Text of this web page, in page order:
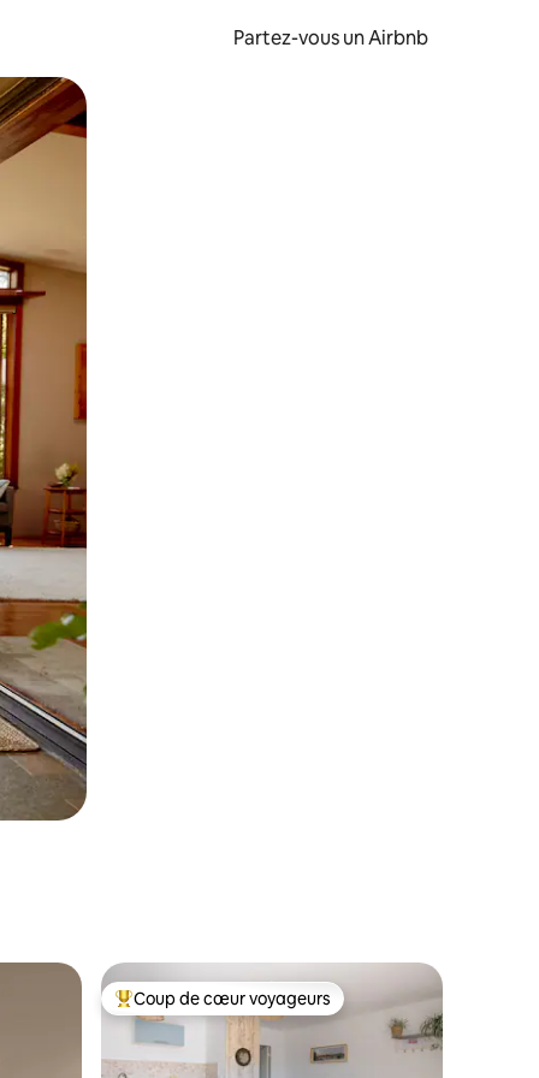
Partez-vous un Airbnb
en les faisant glisser.
Coup de cœur voyageurs parmi les plus aimés
Coup de cœur voyageurs